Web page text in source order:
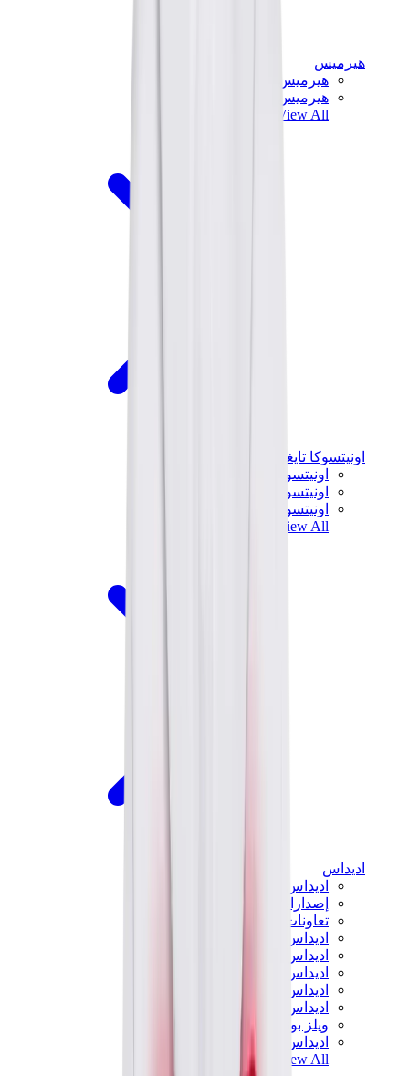
هيرميس
هيرميس شيبر
هيرميس باونسينج
View All
اونيتسوكا تايغر
اونيتسوكا تايغر مكسيكو 66 سابو
اونيتسوكا تايغر مكسيكو 66
اونيتسوكا تايغر توكوتن
View All
اديداس
اديداس الأكثر مبيعاً
إصدارات اديداس الجديدة
تعاونات اديداس
اديداس كامبوس
اديداس سامبا
اديداس سبيزيال
اديداس غزال
اديداس فوروم لو
ويلز بونر
اديداس اوريجينالز
View All
اديداس